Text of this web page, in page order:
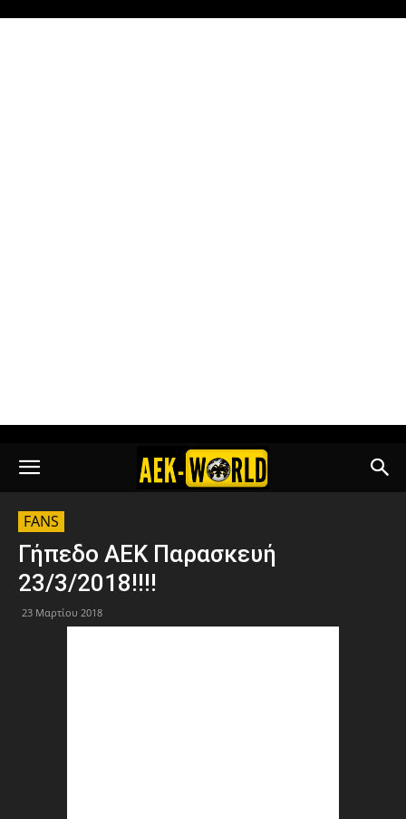
FANS
Γήπεδο ΑΕΚ Παρασκευή
23/3/2018!!!!
23 Μαρτίου 2018